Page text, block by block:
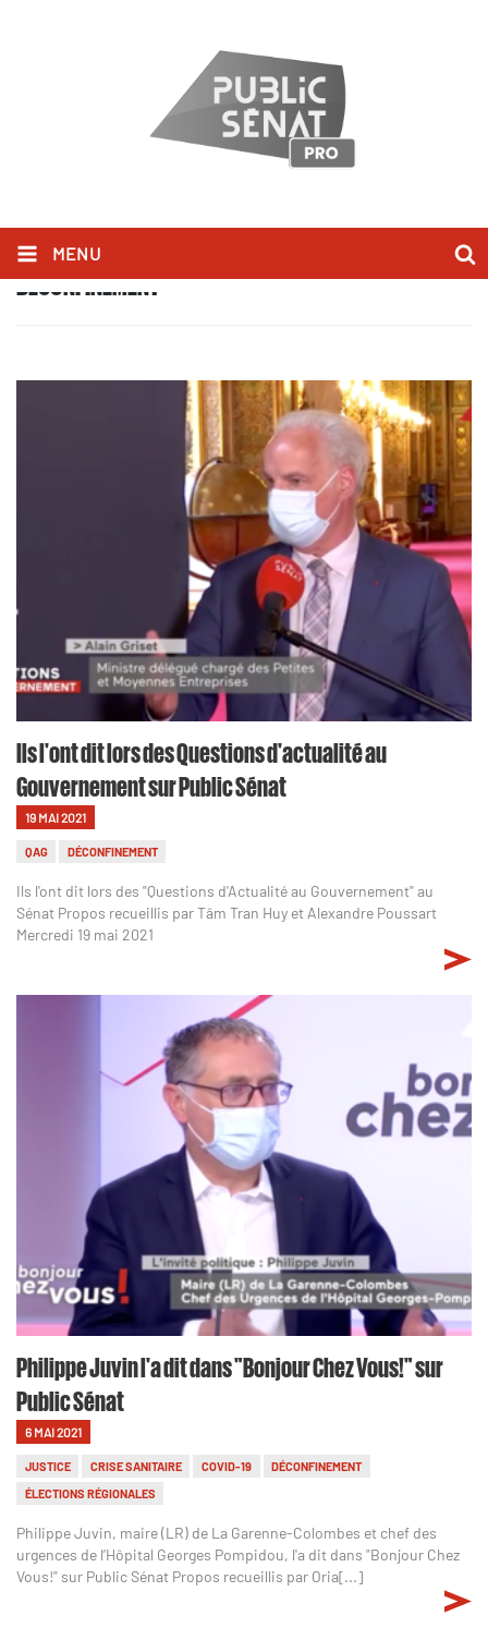
MENU
DÉCONFINEMENT
Ils l'ont dit lors des Questions d'actualité au
Gouvernement sur Public Sénat
19 MAI 2021
QAG DÉCONFINEMENT
Ils l'ont dit lors des "Questions d'Actualité au Gouvernement" au
Sénat Propos recueillis par Tâm Tran Huy et Alexandre Poussart
Mercredi 19 mai 2021
Philippe Juvin l'a dit dans "Bonjour Chez Vous!" sur
Public Sénat
6 MAI 2021
JUSTICE CRISE SANITAIRE COVID-19
DÉCONFINEMENT
ÉLECTIONS RÉGIONALES
Philippe Juvin, maire (LR) de La Garenne-Colombes et chef des
urgences de l’Hôpital Georges Pompidou, l'a dit dans "Bonjour Chez
Vous!" sur Public Sénat Propos recueillis par Oria[...]